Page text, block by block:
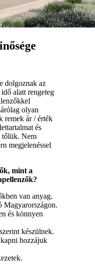
dolgoznak az
alatt rengeteg
olyan
remek ár / érték
és
tőlük. Nem
megjelenéssel
mint a
van anyag.
Magyarországon.
és könnyen
készülnek.
hozzájuk